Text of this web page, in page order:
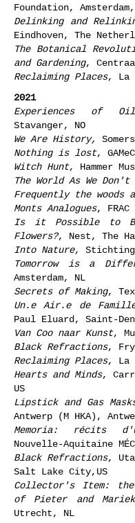
Foundation,
Delinking and
Eindhoven, The
The Botanical
and Gardening,
Reclaiming Places, La
2021
Experiences of Oil
Stavanger, NO
We Are History,
Nothing is lost,
Witch Hunt, Hammer
The World As We
Frequently the woods
Monts Analogues, FRAC
Is it Possible to
Flowers?, Nest, The
Into Nature, Stichting
Tomorrow is a
Amsterdam, NL
Secrets of Making,
Un.e Air.e de
Paul Eluard, Saint-
Van Coo naar Kunst,
Black Refractions,
Reclaiming Places, La
Hearts and Minds,
US
Lipstick and Gas
Antwerp (M HKA),
Memoria: récits
Nouvelle-Aquitaine
Black Refractions,
Salt Lake City,US
Collector's Item:
of Pieter and
Utrecht, NL